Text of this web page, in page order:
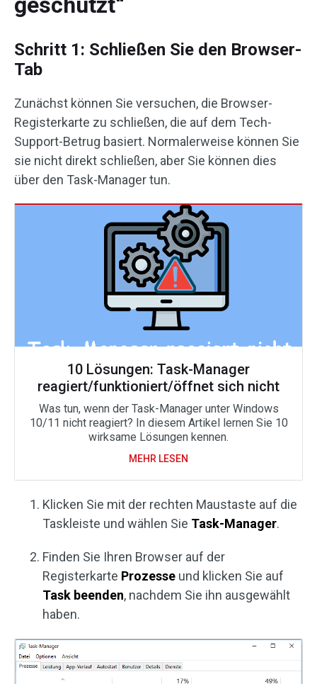
Schritt 1: Schließen Sie den Browser-
Tab
Zunächst können Sie versuchen, die Browser-
Registerkarte zu schließen, die auf dem Tech-
Support-Betrug basiert. Normalerweise können Sie
sie nicht direkt schließen, aber Sie können dies
über den Task-Manager tun.
10 Lösungen: Task-Manager
reagiert/funktioniert/öffnet sich nicht
Was tun, wenn der Task-Manager unter Windows
10/11 nicht reagiert? In diesem Artikel lernen Sie 10
wirksame Lösungen kennen.
MEHR LESEN
Klicken Sie mit der rechten Maustaste auf die
Taskleiste und wählen Sie Task-Manager.
Finden Sie Ihren Browser auf der
Registerkarte Prozesse und klicken Sie auf
Task beenden, nachdem Sie ihn ausgewählt
haben.